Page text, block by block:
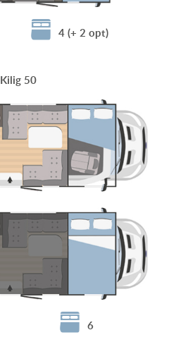
4 (+ 2 opt)
Kilig 50
6